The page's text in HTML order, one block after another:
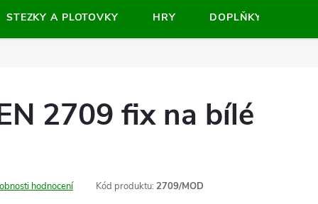
STEZKY A PLOTOVKY HRY DOPLŇKY
2709 fix na bílé
hodnocení Kód produktu: 2709/MOD